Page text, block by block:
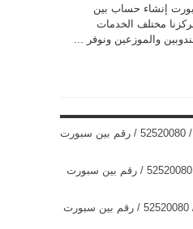
إنشاء حساب بين
مختلف الخدمات
والموزعين ونوفر ...
بي ان سبورت المنقف / 52520080 / رقم بين سبورت
بي ان سبورت الظهر / 52520080 / رقم بين سبورت
بي ان سبورت العقيلة / 52520080 / رقم بين سبورت